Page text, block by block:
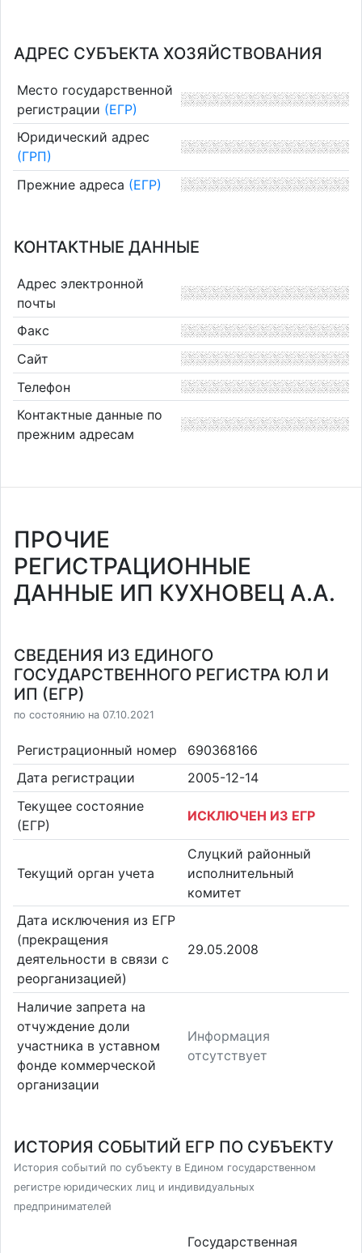
АДРЕС СУБЪЕКТА ХОЗЯЙСТВОВАНИЯ
Место государственной
регистрации (ЕГР)
Юридический адрес
(ГРП)
Прежние адреса (ЕГР)
КОНТАКТНЫЕ ДАННЫЕ
Адрес электронной
почты
Факс
Сайт
Телефон
Контактные данные по
прежним адресам
ПРОЧИЕ
РЕГИСТРАЦИОННЫЕ
ДАННЫЕ ИП КУХНОВЕЦ А.А.
СВЕДЕНИЯ ИЗ ЕДИНОГО
ГОСУДАРСТВЕННОГО РЕГИСТРА ЮЛ И
ИП (ЕГР)
по состоянию на 07.10.2021
Регистрационный номер
690368166
Дата регистрации
2005-12-14
Текущее состояние
(ЕГР)
ИСКЛЮЧЕН ИЗ ЕГР
Текущий орган учета
Слуцкий районный
исполнительный
комитет
Дата исключения из ЕГР
(прекращения
деятельности в связи с
реорганизацией)
29.05.2008
Наличие запрета на
отчуждение доли
участника в уставном
фонде коммерческой
организации
Информация
отсутствует
ИСТОРИЯ СОБЫТИЙ ЕГР ПО СУБЪЕКТУ
История событий по субъекту в Едином государственном
регистре юридических лиц и индивидуальных
предпринимателей
Государственная